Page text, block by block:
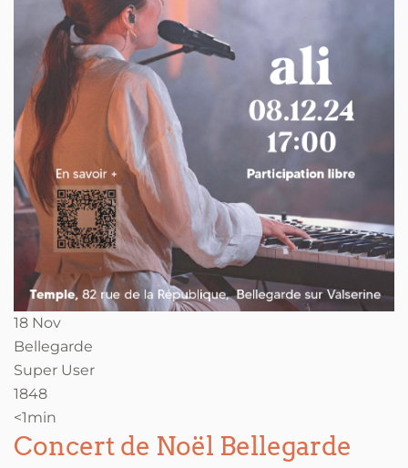
18 Nov
Bellegarde
Super User
1848
<1min
Concert de Noël Bellegarde